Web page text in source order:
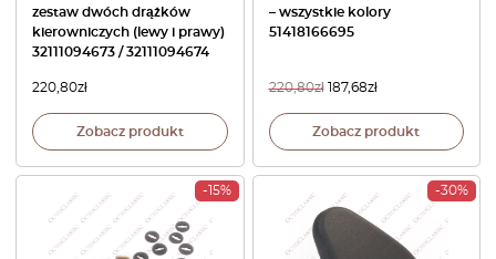
zestaw dwóch drążków
kierowniczych (lewy i prawy)
32111094673 / 32111094674
220,80zł
Zobacz produkt
– wszystkie kolory
51418166695
220,80zł 187,68zł
Zobacz produkt
-15% -30%